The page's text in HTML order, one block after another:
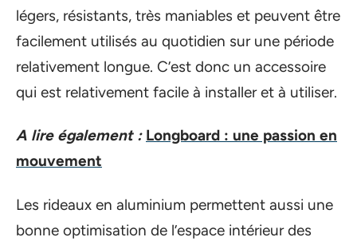
légers, résistants, très maniables et peuvent être
facilement utilisés au quotidien sur une période
relativement longue. C’est donc un accessoire
qui est relativement facile à installer et à utiliser.
A lire également : Longboard : une passion en
mouvement
Les rideaux en aluminium permettent aussi une
bonne optimisation de l’espace intérieur des